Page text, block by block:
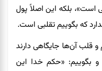
است»، بلکه این اصلاً پول
که بگوییم تقلبی است.
قلب آن‌ها جایگاهی دارند
و بگوییم: «حکم خدا این